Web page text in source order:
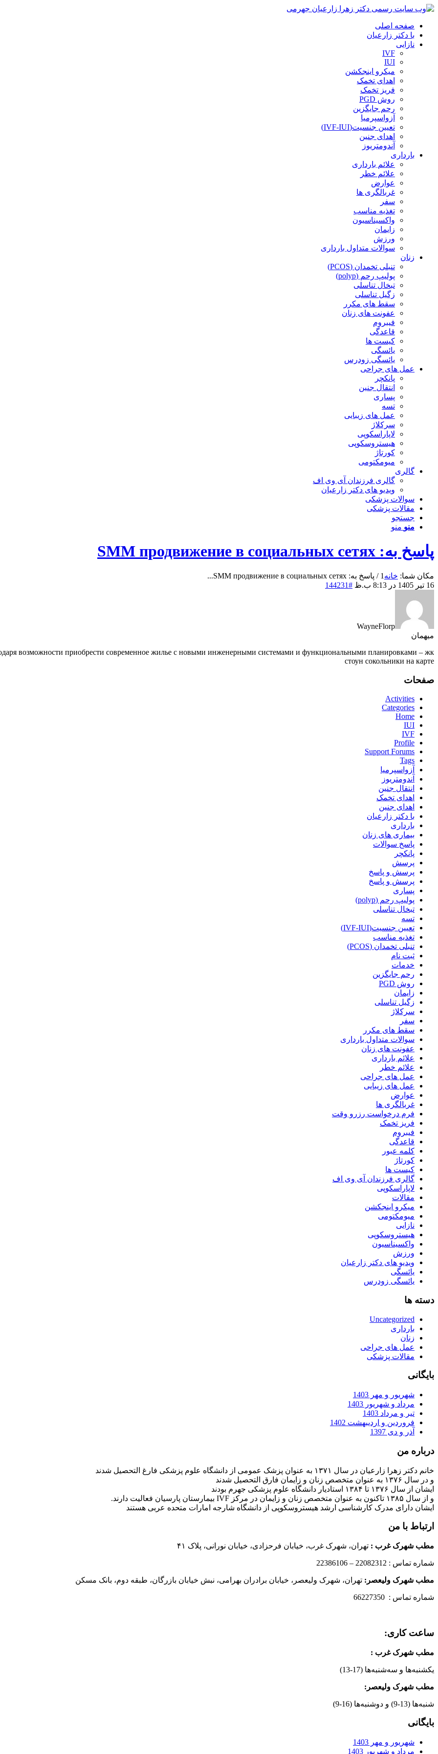
صفحه اصلی
با دکتر زارعیان
نازایی
IVF
IUI
میکرو اینجکشن
اهدای تخمک
فریز تخمک
روش PGD
رحم جایگزین
آزواسپرمیا
تعیین جنسیت(IVF-IUI)
اهدای جنین
آندومتریوز
بارداری
علائم بارداری
علائم خطر
عوارض
غربالگری ها
سفر
تغذیه مناسب
واکسیناسیون
زایمان
ورزش
سوالات متداول بارداری
زنان
تنبلی تخمدان (PCOS)
پولیپ رحم (polyp)
تبخال تناسلی
زگیل تناسلی
سقط های مکرر
عفونت های زنان
فیبروم
قاعدگی
کیست ها
یائسگی
یائسگی زودرس
عمل های جراحی
پانکچر
انتقال جنین
پساری
تسه
عمل های زیبایی
سرکلاژ
لاپاراسکوپی
هیستروسکوپی
کورتاژ
میومکتومی
گالری
گالری فرزندان آی وی اف
ویدیو های دکتر زارعیان
سوالات پزشکی
مقالات پزشکی
جستجو
منو منو
پاسخ به: SMM продвижение в социальных сетях
مکان شما: خانه 1
/ پاسخ به: SMM продвижение в социальных сетях...
16 تیر 1405 در 8:13 ب.ظ
#144231
WayneFlorp
میهمان
возможности приобрести современное жилье с новыми инженерными системами и функциональными планировками – жк
стоун сокольники на карте
صفحات
Activities
Categories
Home
IUI
IVF
Profile
Support Forums
Tags
آزواسپرمیا
آندومتریوز
انتقال جنین
اهدای تخمک
اهدای جنین
با دکتر زارعیان
بارداری
بیماری های زنان
پاسخ سوالات
پانکچر
پرسش
پرسش و پاسخ
پرسش و پاسخ
پساری
پولیپ رحم (polyp)
تبخال تناسلی
تسه
تعیین جنسیت(IVF-IUI)
تغذیه مناسب
تنبلی تخمدان (PCOS)
ثبت نام
خدمات
رحم جایگزین
روش PGD
زایمان
زگیل تناسلی
سرکلاژ
سفر
سقط های مکرر
سوالات متداول بارداری
عفونت های زنان
علائم بارداری
علائم خطر
عمل های جراحی
عمل های زیبایی
عوارض
غربالگری ها
فرم درخواست رزرو وقت
فریز تخمک
فیبروم
قاعدگی
کلمه عبور
کورتاژ
کیست ها
گالری فرزندان آی وی اف
لاپاراسکوپی
مقالات
میکرو اینجکشن
میومکتومی
نازایی
هیستروسکوپی
واکسیناسیون
ورزش
ویدیو های دکتر زارعیان
یائسگی
یائسگی زودرس
دسته ها
Uncategorized
بارداری
زنان
عمل های جراحی
مقالات پزشکی
بایگانی
شهریور و مهر 1403
مرداد و شهریور 1403
تیر و مرداد 1403
فروردین و اردیبهشت 1402
آذر و دی 1397
درباره من
خانم دکتر زهرا زارعیان در سال ۱۳۷۱ به عنوان پزشک عمومی از دانشگاه علوم پزشکی فارغ التحصیل شدند
و در سال ۱۳۷۶ به عنوان متخصص زنان و زایمان فارق التحصیل شدند
ایشان از سال ۱۳۷۶ تا ۱۳۸۴ استادیار دانشگاه علوم پزشکی جهرم بودند
و از سال ۱۳۸۵ تاکنون به عنوان متخصص زنان و زایمان در مرکز IVF بیمارستان پارسیان فعالیت دارند.
ایشان دارای مدرک کارشناسی ارشد هیستروسکوپی از دانشگاه شارجه امارات متحده عربی هستند
ارتباط با من
مطب شهرک غرب : تهران، شهرک غرب، خیابان فرحزادی، خیابان نورانی، پلاک ۴۱
شماره تماس : 22082312 – 22386106
مطب شهرک ولیعصر: تهران، شهرک ولیعصر، خیابان برادران بهرامی، نبش خیابان بازرگان، طبقه دوم، بانک مسکن
شماره تماس : 66227350
ساعت کاری:
مطب شهرک غرب :
یکشنبه‌ها و سه‌شنبه‌ها (17-13)
مطب شهرک ولیعصر:
شنبه‌ها (13-9) و دوشنبه‌ها (16-9)
بایگانی
شهریور و مهر 1403
مرداد و شهریور 1403